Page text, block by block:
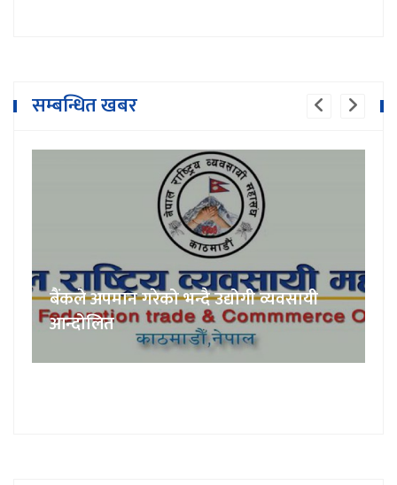
सम्बन्धित खबर
बैंकले अपमान गरेको भन्दै उद्योगी व्यवसायी
आन्दोलित